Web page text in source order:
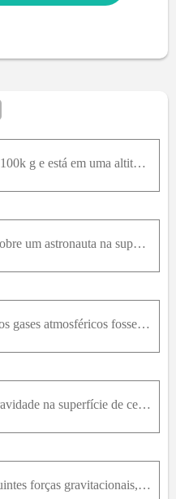
Um satélite da Terra tem massa 100k g e está em uma altitude 2,00×10 6m .a. Qual é a energia potencial do sistema satélite-Terra?b. Qual é o módulo da força gravitacional exercida pela Terra sobre o s
A força gravitacional exercida sobre um astronauta na superfície da Terra é 650N dirigida para baixo. Quando ele está na estação espacial em órbita ao redor da Terra, a força gravitacional sobre ele é
Imagine que o nitrogênio e outros gases atmosféricos fossem mais solúveis em água, de modo que a atmosfera da Terra fosse inteiramente absorvida pelos oceanos. A pressão atmosférica seria então zero,
Suponha que a aceleração da gravidade na superfície de certa lua A de Júpiter seja de 2m / s 2 . A Lua B tem o dobro da massa e duas vezes o raio da A. Qual é a aceleração da gravidade em sua superfíc
Classifique os módulos das seguintes forças gravitacionais, partindo da maior para a menor. Se duas forças são iguais, mostre sua igualdade em sua lista. (a) a força exercida por um corpo de 2k g em o